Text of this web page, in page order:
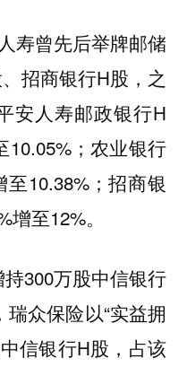
寿曾先后举牌邮储
招商银行H股，之
安人寿邮政银行H
10.05%；农业银行
10.38%；招商银
至12%。
300万股中信银行
众保险以“实益拥
信银行H股，占该